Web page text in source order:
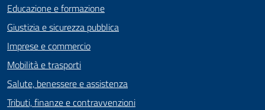
Educazione e formazione
Giustizia e sicurezza pubblica
Imprese e commercio
Mobilità e trasporti
Salute, benessere e assistenza
Tributi, finanze e contravvenzioni